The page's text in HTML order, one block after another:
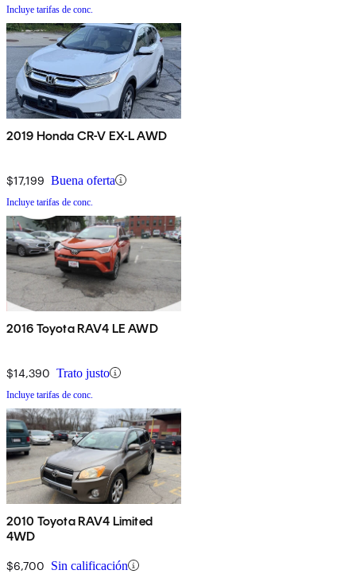
Incluye tarifas de conc.
2019 Honda CR-V EX-L AWD
$17,199 Buena oferta
Incluye tarifas de conc.
2016 Toyota RAV4 LE AWD
$14,390 Trato justo
Incluye tarifas de conc.
2010 Toyota RAV4 Limited
4WD
$6,700 Sin calificación